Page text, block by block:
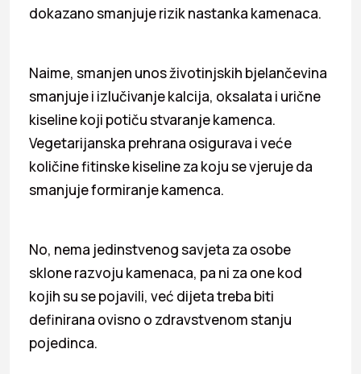
dokazano smanjuje rizik nastanka kamenaca.
Naime, smanjen unos životinjskih bjelančevina
smanjuje i izlučivanje kalcija, oksalata i urične
kiseline koji potiču stvaranje kamenca.
Vegetarijanska prehrana osigurava i veće
količine fitinske kiseline za koju se vjeruje da
smanjuje formiranje kamenca.
No, nema jedinstvenog savjeta za osobe
sklone razvoju kamenaca, pa ni za one kod
kojih su se pojavili, već dijeta treba biti
definirana ovisno o zdravstvenom stanju
pojedinca.